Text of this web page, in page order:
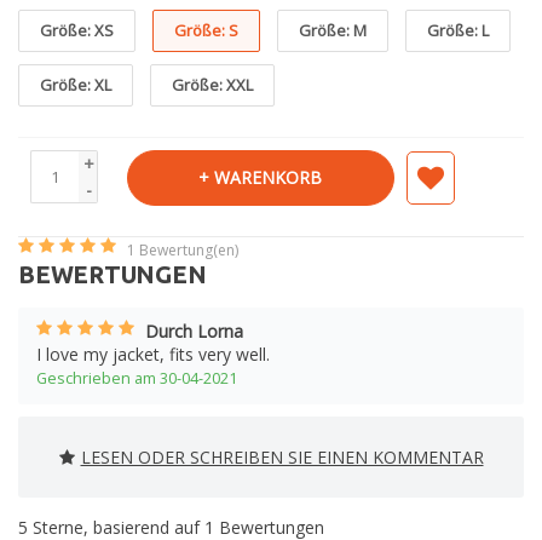
Größe: XS
Größe: S Größe: M Größe: L
Größe: XL Größe: XXL
+
-
+ WARENKORB
1 Bewertung(en)
BEWERTUNGEN
Durch Lorna
I love my jacket, fits very well.
Geschrieben am 30-04-2021
LESEN ODER SCHREIBEN SIE EINEN KOMMENTAR
5 Sterne, basierend auf 1 Bewertungen